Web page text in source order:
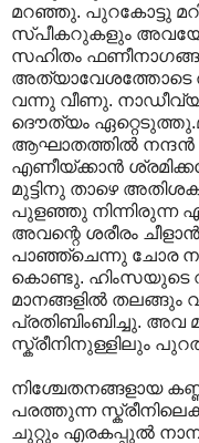
മറഞ്ഞു. പുറകോട്ടു
സ്പീകറുകളും അവയോടു
സഹിതം
അത്യാവേശത്തോടെ
വന്നു വീണു.
ദൌത്യം
ആഘാതത്തില്‍ നന്ദന്‍
എണീയ്ക്കാന്‍
മുട്ടിനു താഴെ
പുളഞ്ഞു നിന്നിരുന്ന
അവന്റെ ശരീരം
പാഞ്ഞ്ചെന്നു ചോര
കൊണ്ടു. ഹിംസയുടെ
മാനങ്ങളില്‍ തലങ്ങും
പ്രതിബിംബിച്ചു. അവ
സ്ക്രീനിനുള്ളിലും
നിശ്ചേതനങ്ങളായ
പരത്തുന്ന സ്ക്രീനിലെക്കു
ചുറ്റും എരകപ്പുല്‍